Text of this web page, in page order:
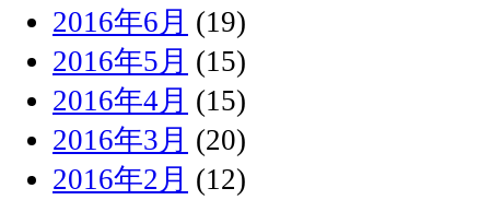
2016年6月 (19)
2016年5月 (15)
2016年4月 (15)
2016年3月 (20)
2016年2月 (12)